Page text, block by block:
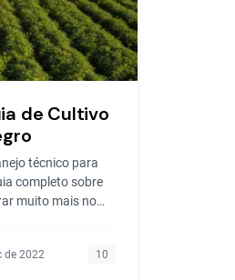
de Cultivo
técnico para
completo sobre
muito mais no
de 2022 10